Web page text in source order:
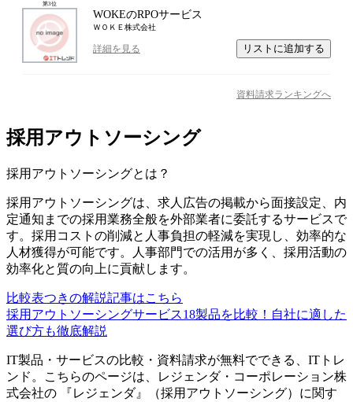
第3位
WOKEのRPOサービス
ＷＯＫＥ株式会社
詳細を見る リストに追加する
資料請求ランキングへ
採用アウトソーシング
採用アウトソーシングとは？
採用アウトソーシングは、求人広告の掲載から面接設定、内
定通知までの採用業務全般を外部業者に委託するサービスで
す。採用コストの削減と人事負担の軽減を実現し、効率的な
人材獲得が可能です。人事部門での活用が多く、採用活動の
効率化と質の向上に貢献します。
比較表つきの解説記事はこちら
採用アウトソーシングサービス18製品を比較！自社に適した
選び方も徹底解説
IT製品・サービスの比較・資料請求が無料でできる、ITトレ
ンド。こちらのページは、
レジェンダ・コーポレーション株
式会社の 『レジェンダ』（採用アウトソーシング）に関す